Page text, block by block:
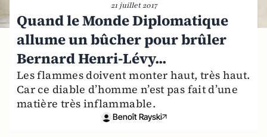
21 juillet 2017
Quand le Monde Diplomatique
allume un bûcher pour brûler
Bernard Henri-Lévy...
Les flammes doivent monter haut, très haut.
Car ce diable d’homme n’est pas fait d’une
matière très inflammable.
Benoît Rayski